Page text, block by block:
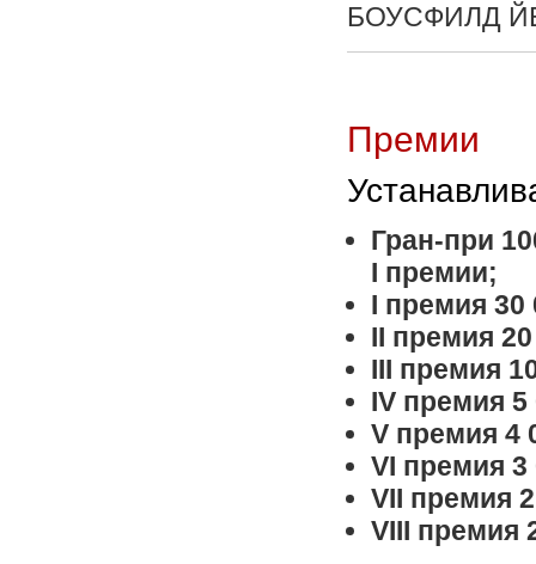
БОУСФИЛД
Премии
Гран-при
I премии;
I премия
II премия
III премия
IV премия
V премия
VI премия
VII премия
VIII